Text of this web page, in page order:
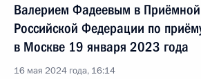
Валерием Фадеевым в Приёмной
Российской Федерации по
в Москве 19 января 2023 года
16 мая 2024 года, 16:14